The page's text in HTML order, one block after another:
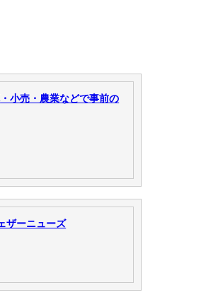
小売・農業などで事前の
ザーニューズ